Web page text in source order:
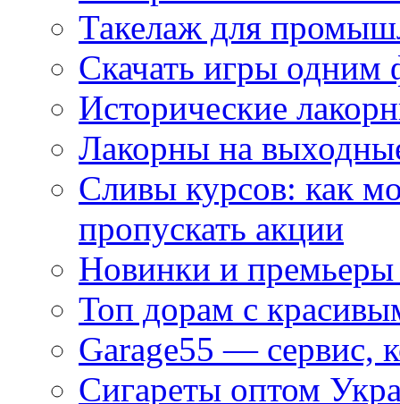
Такелаж для
Скачать игры одним
Исторические
Лакорны на
Сливы курсов: как
пропускать акции
Новинки и
Топ дорам с
Garage55 — сервис,
Сигареты оптом